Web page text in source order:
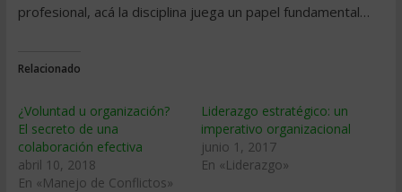
profesional, acá la disciplina juega un papel fundamental…
Relacionado
¿Voluntad u organización?
El secreto de una
colaboración efectiva
abril 10, 2018
En «Manejo de Conflictos»
Liderazgo estratégico: un
imperativo organizacional
junio 1, 2017
En «Liderazgo»